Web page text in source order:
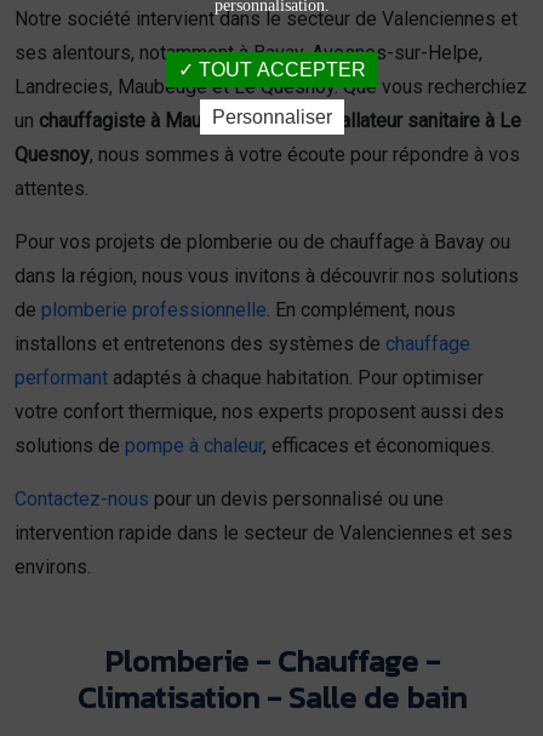
Notre société intervient dans le secteur de Valenciennes et
ses alentours, notamment à Bavay, Avesnes-sur-Helpe,
Landrecies, Maubeuge et Le Quesnoy. Que vous recherchiez
un chauffagiste à Maubeugeou uninstallateur sanitaire à Le
Quesnoy, nous sommes à votre écoute pour répondre à vos
attentes.
Pour vos projets de plomberie ou de chauffage à Bavay ou
dans la région, nous vous invitons à découvrir nos solutions
de plomberie professionnelle . En complément, nous
installons et entretenons des systèmes de chauffage
performant adaptés à chaque habitation. Pour optimiser
votre confort thermique, nos experts proposent aussi des
solutions de pompe à chaleur, efficaces et économiques.
Contactez-nous pour un devis personnalisé ou une
intervention rapide dans le secteur de Valenciennes et ses
environs.
Plomberie - Chauffage -
Climatisation - Salle de bain
personnalisation.
TOUT ACCEPTER
Personnaliser